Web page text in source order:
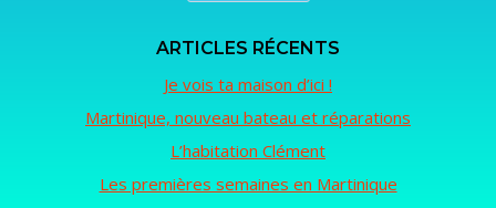
ARTICLES RÉCENTS
Je vois ta maison d’ici !
Martinique, nouveau bateau et réparations
L’habitation Clément
Les premières semaines en Martinique